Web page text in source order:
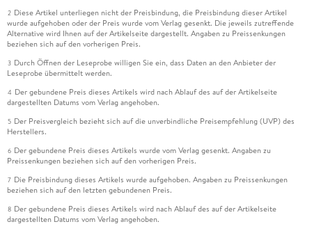
2 Diese Artikel unterliegen nicht der Preisbindung, die Preisbindung dieser Artikel
wurde aufgehoben oder der Preis wurde vom Verlag gesenkt. Die jeweils zutreffende
Alternative wird Ihnen auf der Artikelseite dargestellt. Angaben zu Preissenkungen
beziehen sich auf den vorherigen Preis.
3 Durch Öffnen der Leseprobe willigen Sie ein, dass Daten an den Anbieter der
Leseprobe übermittelt werden.
4 Der gebundene Preis dieses Artikels wird nach Ablauf des auf der Artikelseite
dargestellten Datums vom Verlag angehoben.
5 Der Preisvergleich bezieht sich auf die unverbindliche Preisempfehlung (UVP) des
Herstellers.
6 Der gebundene Preis dieses Artikels wurde vom Verlag gesenkt. Angaben zu
Preissenkungen beziehen sich auf den vorherigen Preis.
7 Die Preisbindung dieses Artikels wurde aufgehoben. Angaben zu Preissenkungen
beziehen sich auf den letzten gebundenen Preis.
8 Der gebundene Preis dieses Artikels wird nach Ablauf des auf der Artikelseite
dargestellten Datums vom Verlag angehoben.